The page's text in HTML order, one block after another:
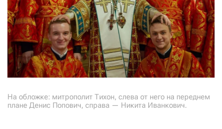
На обложке: митрополит Тихон, слева от него на переднем
плане Денис Попович, справа — Никита Иванкович.